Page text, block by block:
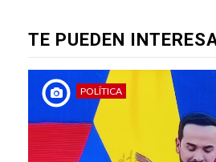
TE PUEDEN
POLÍTICA